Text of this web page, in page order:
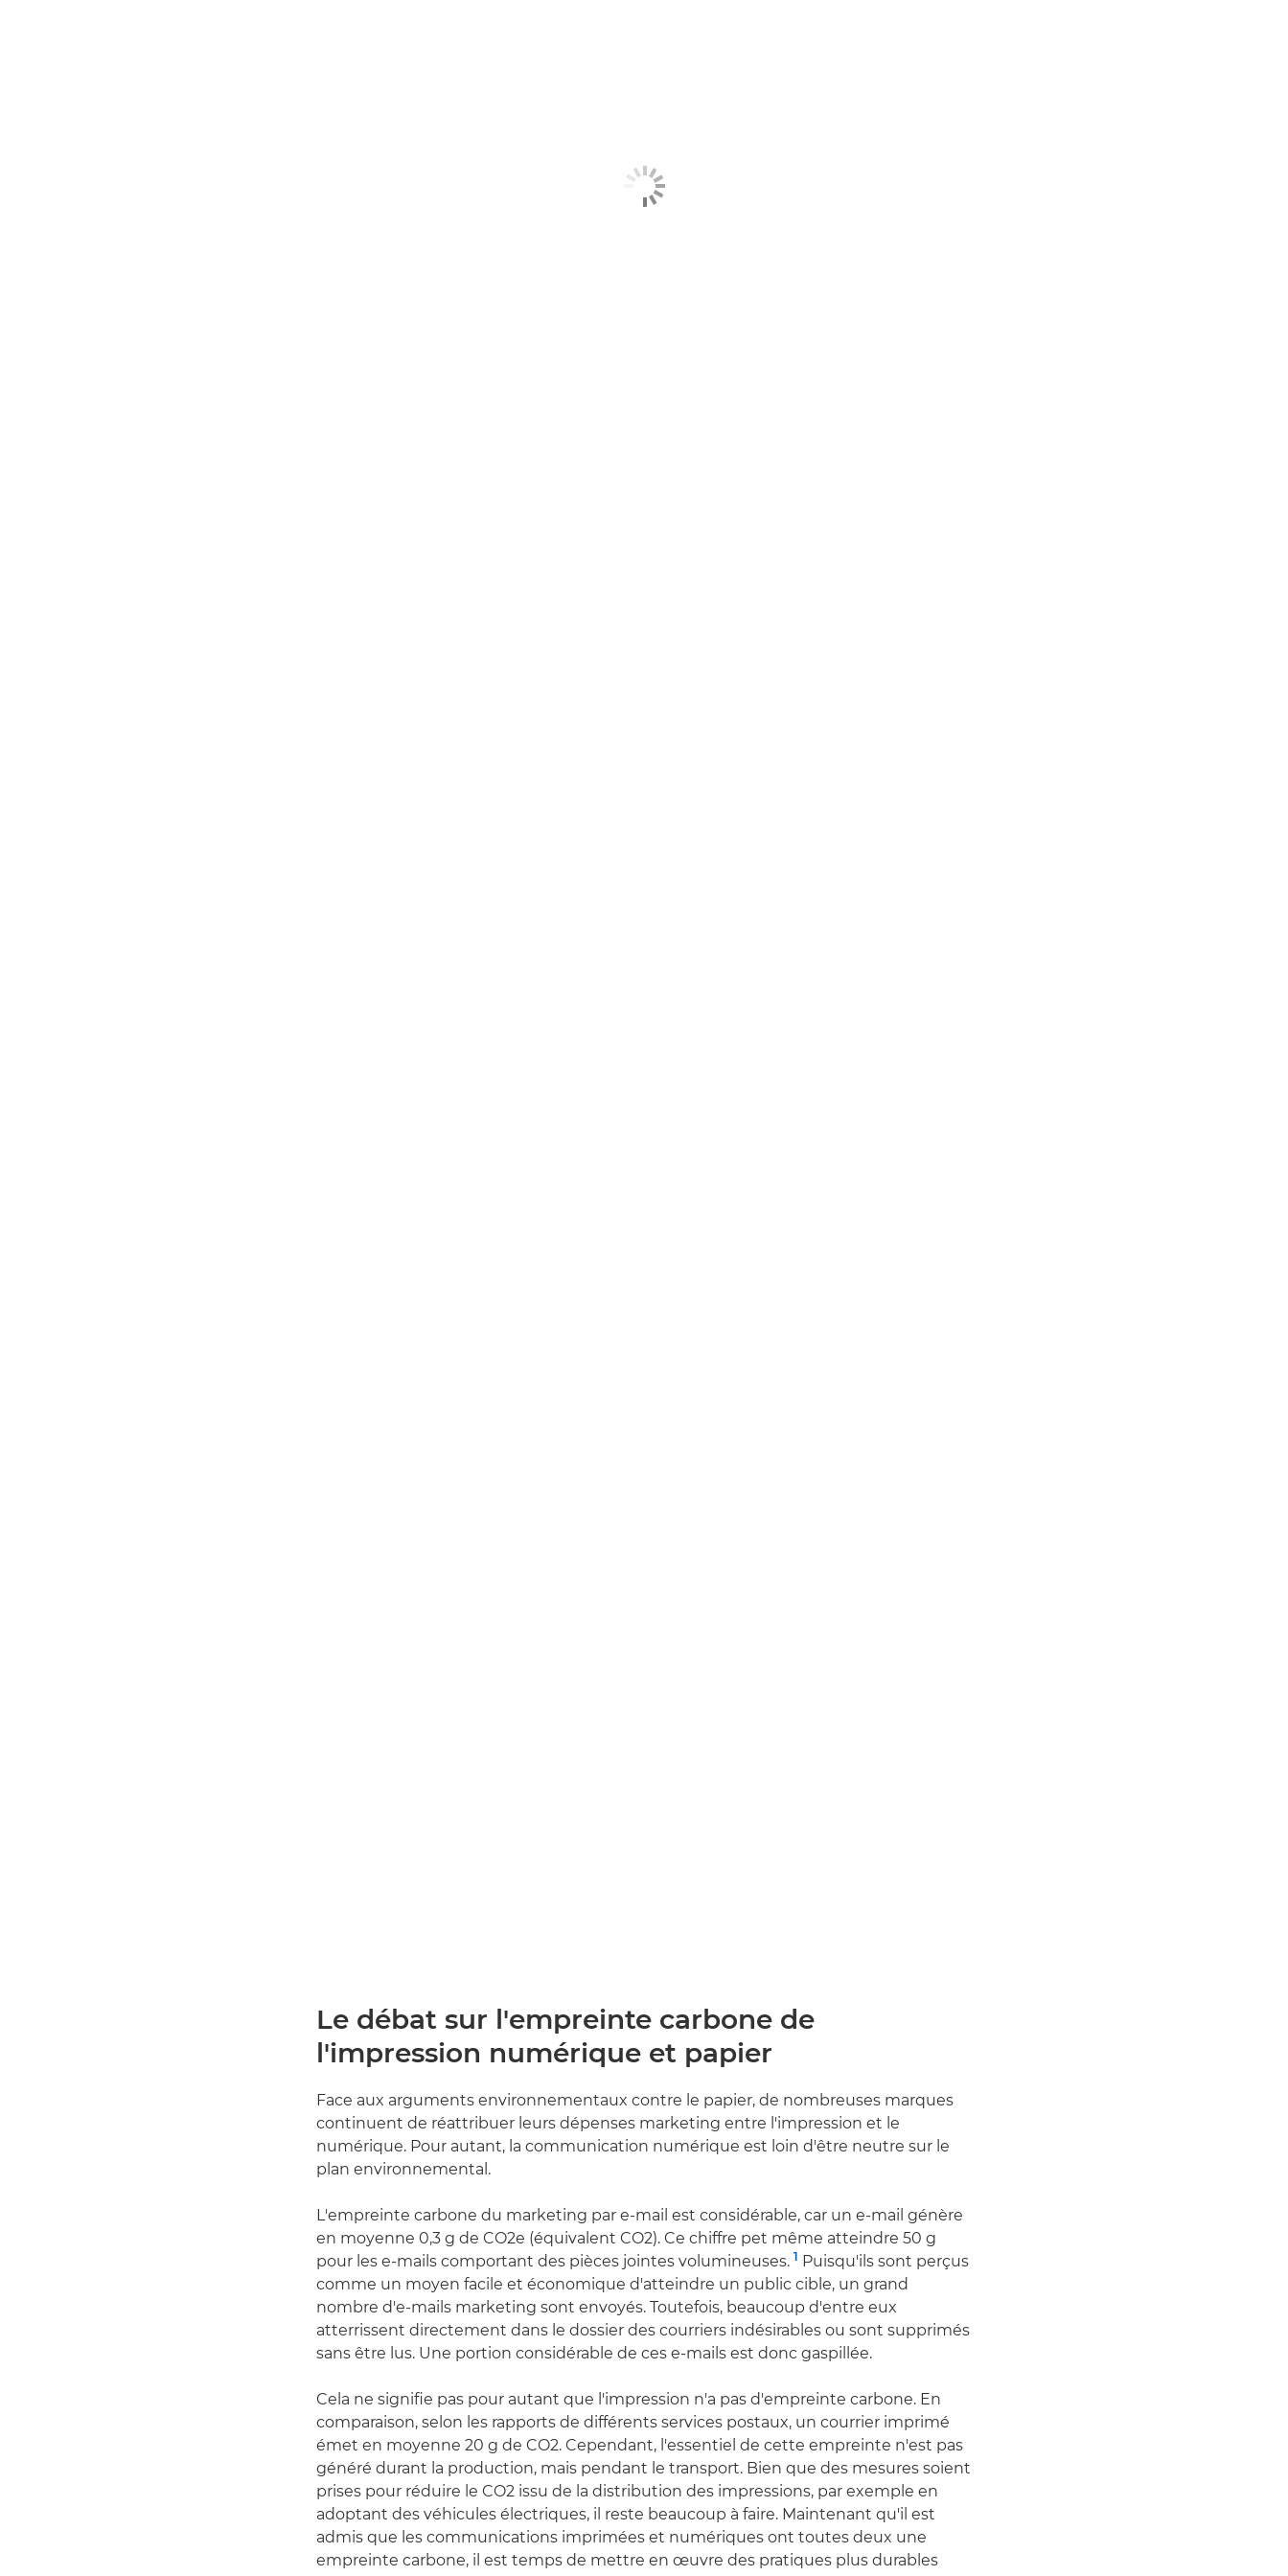
Le débat sur l'empreinte carbone de
l'impression numérique et papier
Face aux arguments environnementaux contre le papier, de nombreuses marques
continuent de réattribuer leurs dépenses marketing entre l'impression et le
numérique. Pour autant, la communication numérique est loin d'être neutre sur le
plan environnemental.
L'empreinte carbone du marketing par e-mail est considérable, car un e-mail génère
en moyenne 0,3 g de CO2e (équivalent CO2). Ce chiffre pet même atteindre 50 g
pour les e-mails comportant des pièces jointes volumineuses. 1 Puisqu'ils sont perçus
comme un moyen facile et économique d'atteindre un public cible, un grand
nombre d'e-mails marketing sont envoyés. Toutefois, beaucoup d'entre eux
atterrissent directement dans le dossier des courriers indésirables ou sont supprimés
sans être lus. Une portion considérable de ces e-mails est donc gaspillée.
Cela ne signifie pas pour autant que l'impression n'a pas d'empreinte carbone. En
comparaison, selon les rapports de différents services postaux, un courrier imprimé
émet en moyenne 20 g de CO2. Cependant, l'essentiel de cette empreinte n'est pas
généré durant la production, mais pendant le transport. Bien que des mesures soient
prises pour réduire le CO2 issu de la distribution des impressions, par exemple en
adoptant des véhicules électriques, il reste beaucoup à faire. Maintenant qu'il est
admis que les communications imprimées et numériques ont toutes deux une
empreinte carbone, il est temps de mettre en œuvre des pratiques plus durables